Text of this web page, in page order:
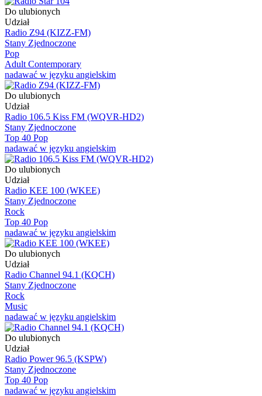
Do ulubionych
Udział
Radio Z94 (KIZZ-FM)
Stany Zjednoczone
Pop
Adult Contemporary
nadawać w języku angielskim
Do ulubionych
Udział
Radio 106.5 Kiss FM (WQVR-HD2)
Stany Zjednoczone
Top 40 Pop
nadawać w języku angielskim
Do ulubionych
Udział
Radio KEE 100 (WKEE)
Stany Zjednoczone
Rock
Top 40 Pop
nadawać w języku angielskim
Do ulubionych
Udział
Radio Channel 94.1 (KQCH)
Stany Zjednoczone
Rock
Music
nadawać w języku angielskim
Do ulubionych
Udział
Radio Power 96.5 (KSPW)
Stany Zjednoczone
Top 40 Pop
nadawać w języku angielskim